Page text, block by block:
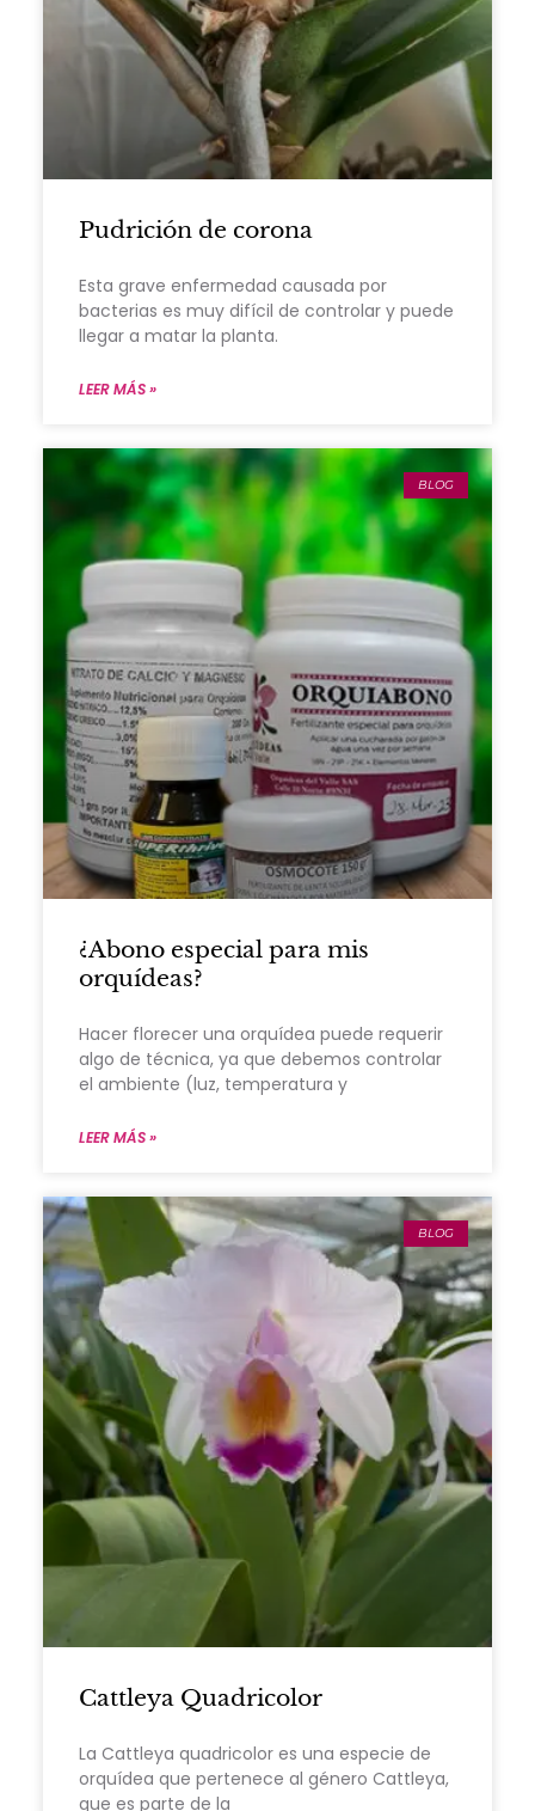
Pudrición de corona
Esta grave enfermedad causada por
bacterias es muy difícil de controlar y puede
llegar a matar la planta.
LEER MÁS »
BLOG
¿Abono especial para mis
orquídeas?
Hacer florecer una orquídea puede requerir
algo de técnica, ya que debemos controlar
el ambiente (luz, temperatura y
LEER MÁS »
BLOG
Cattleya Quadricolor
La Cattleya quadricolor es una especie de
orquídea que pertenece al género Cattleya,
que es parte de la